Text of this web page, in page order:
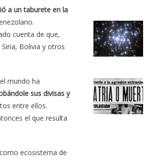
a un taburete en la
cuenta de que,
Bolivia y otros
mundo ha
sus divisas y
entre ellos.
el que resulta
ecosistema de